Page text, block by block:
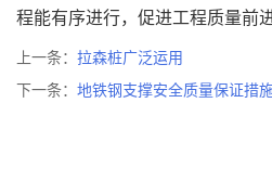
程能有序进行，促进工程质量前进
上一条： 拉森桩广泛运用
下一条： 地铁钢支撑安全质量保证措